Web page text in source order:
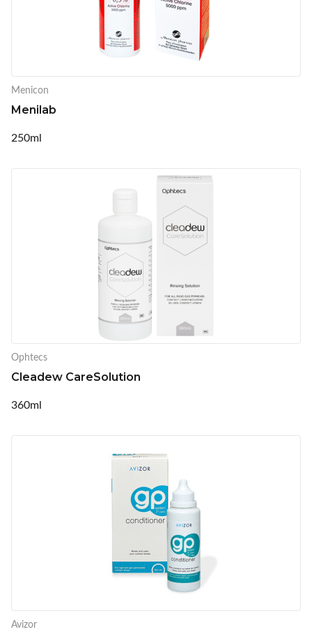
Menicon
Menilab
250ml
Ophtecs
Cleadew CareSolution
360ml
Avizor